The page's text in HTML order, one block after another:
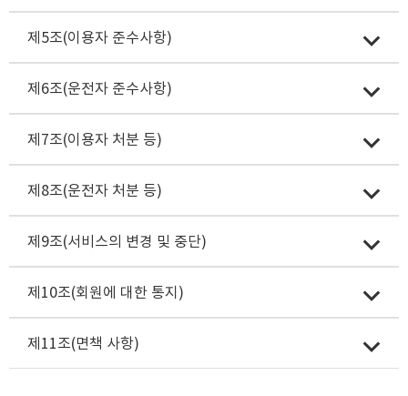
제5조(이용자 준수사항)
제6조(운전자 준수사항)
제7조(이용자 처분 등)
제8조(운전자 처분 등)
제9조(서비스의 변경 및 중단)
제10조(회원에 대한 통지)
제11조(면책 사항)